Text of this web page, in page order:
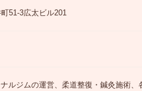
51-3広太ビル201
ルジムの運営、柔道整復・鍼灸施術、